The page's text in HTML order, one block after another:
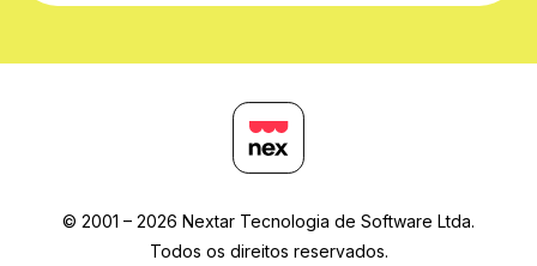
© 2001 – 2026 Nextar Tecnologia de Software Ltda.
Todos os direitos reservados.